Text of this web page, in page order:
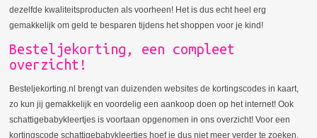
dezelfde kwaliteitsproducten als voorheen! Het is dus echt heel erg
gemakkelijk om geld te besparen tijdens het shoppen voor je kind!
Besteljekorting, een compleet
overzicht!
Besteljekorting.nl brengt van duizenden websites de kortingscodes in kaart,
zo kun jij gemakkelijk en voordelig een aankoop doen op het internet! Ook
schattigebabykleertjes is voortaan opgenomen in ons overzicht! Voor een
kortingscode schattigebabykleertjes hoef je dus niet meer verder te zoeken,